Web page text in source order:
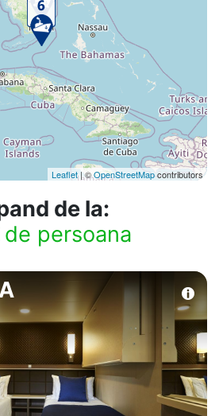
Leaflet| ©OpenStreetMapcontributors
de la:
de persoana